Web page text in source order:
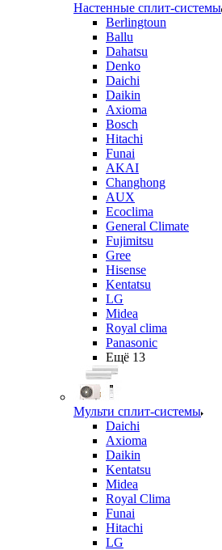
Настенные сплит-системы
Berlingtoun
Ballu
Dahatsu
Denko
Daichi
Daikin
Axioma
Bosch
Hitachi
Funai
AKAI
Changhong
AUX
Ecoclima
General Climate
Fujimitsu
Gree
Hisense
Kentatsu
LG
Midea
Royal clima
Panasonic
Ещё 13
Мульти сплит-системы
Daichi
Axioma
Daikin
Kentatsu
Midea
Royal Clima
Funai
Hitachi
LG